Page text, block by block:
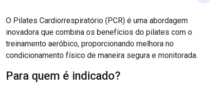
O Pilates Cardiorrespiratório (PCR) é uma abordagem
inovadora que combina os benefícios do pilates com o
treinamento aeróbico, proporcionando melhora no
condicionamento físico de maneira segura e monitorada.
Para quem é indicado?